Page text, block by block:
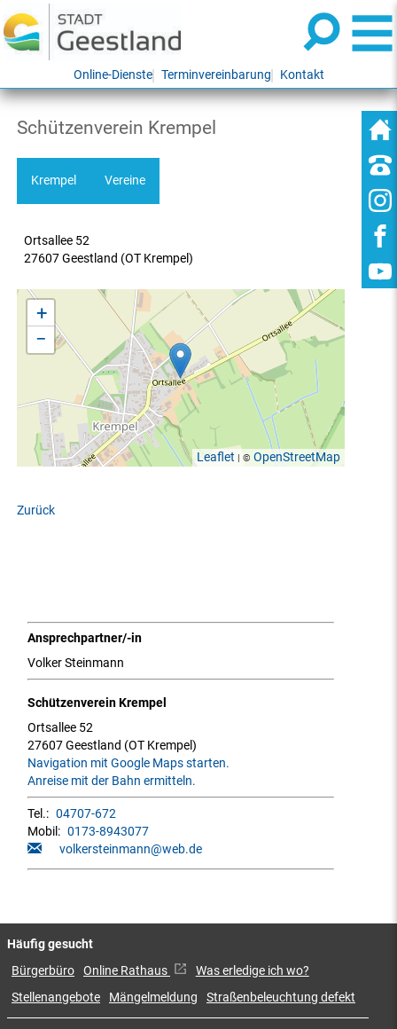
Online-Dienste Terminvereinbarung Kontakt
Schützenverein Krempel
Krempel Vereine
Ortsallee 52
27607 Geestland (OT Krempel)
+
−
Leaflet | © OpenStreetMap
Zurück
Ansprechpartner/-in
Volker Steinmann
Schützenverein Krempel
Ortsallee 52
27607 Geestland (OT Krempel)
Navigation mit Google Maps starten.
Anreise mit der Bahn ermitteln.
Tel.: 04707-672
Mobil: 0173-8943077
volkersteinmann@web.de
Häufig gesucht
Bürgerbüro Online Rathaus
Was erledige ich wo?
Stellenangebote
Mängelmeldung Straßenbeleuchtung defekt